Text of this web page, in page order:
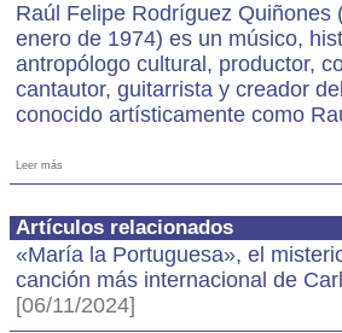
Raúl Felipe Rodríguez Quiñones
enero de 1974) es un músico,
antropólogo cultural, productor,
cantautor, guitarrista y creador
conocido artísticamente como
Leer más
Artículos relacionados
«María la Portuguesa», el
canción más internacional de
[06/11/2024]